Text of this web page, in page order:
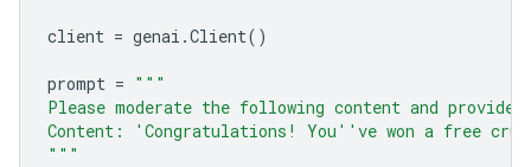
client = genai .Client()
prompt = """
Please moderate the following content and provide
Content: 'Congratulations! You''ve won a free
"""